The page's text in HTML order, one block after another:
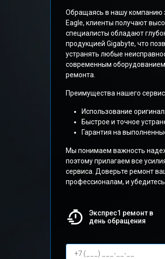
Обращаясь в нашу компанию
Eagle, клиенты получают
специалисты обладают
продукцией Gigabyte, что
устранять любые
современным
ремонта.
Преимущества нашего
Использование
Быстрое и точное
Гарантия на
Мы понимаем важность
поэтому прилагаем все
сервиса. Доверьте ремонт
профессионалам, и
Экспрес1 ремонт в
день обращения